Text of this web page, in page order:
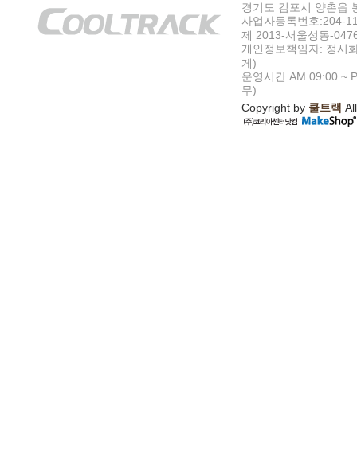
경기도 김포시 양촌읍
사업자등록번호:204-
제 2013-서울성동-
개인정보책임자: 정시
게)
운영시간 AM 09:00 ~
무)
Copyright by 쿨트랙